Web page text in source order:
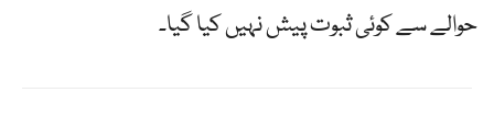
حوالے سے کوئی ثبوت پیش نہیں کیا گیا۔